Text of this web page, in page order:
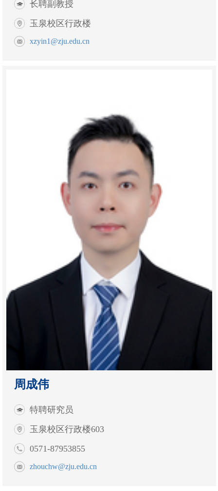
长聘副教授
玉泉校区行政楼
xzyin1@zju.edu.cn
周成伟
特聘研究员
玉泉校区行政楼603
0571-87953855
zhouchw@zju.edu.cn